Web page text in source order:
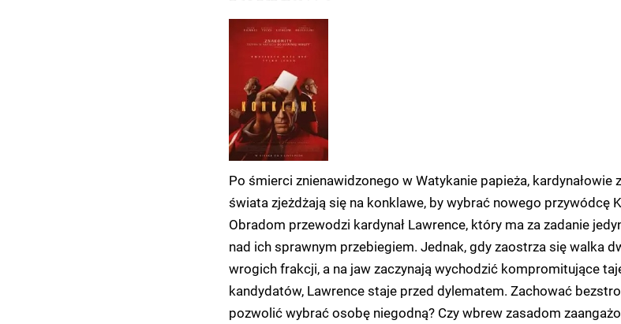
Po śmierci znienawidzonego w Watykanie papieża, kardynałowie
świata zjeżdżają się na konklawe, by wybrać nowego przywódcę
Obradom przewodzi kardynał Lawrence, który ma za zadanie
nad ich sprawnym przebiegiem. Jednak, gdy zaostrza się walka
wrogich frakcji, a na jaw zaczynają wychodzić kompromitujące
kandydatów, Lawrence staje przed dylematem. Zachować
pozwolić wybrać osobę niegodną? Czy wbrew zasadom